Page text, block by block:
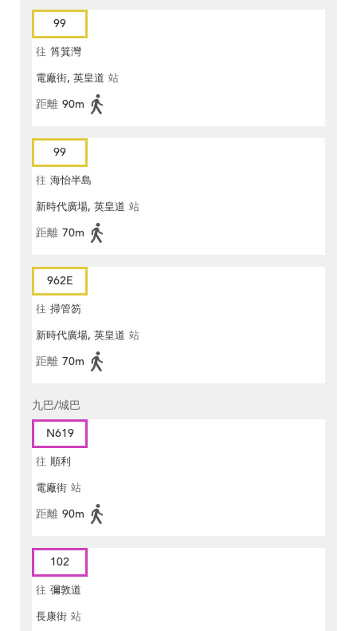
99
往 筲箕灣
電廠街, 英皇道 站
距離 90m
99
往 海怡半島
新時代廣場, 英皇道 站
距離 70m
962E
往 掃管笏
新時代廣場, 英皇道 站
距離 70m
九巴/城巴
N619
往 順利
電廠街 站
距離 90m
102
往 彌敦道
長康街 站